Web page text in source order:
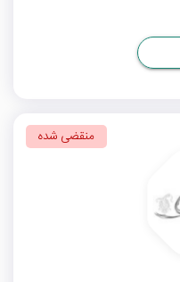
منقضی شده